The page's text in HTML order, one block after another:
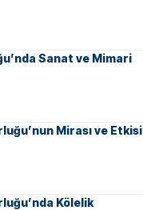
Sanat ve Mimari
Mirası ve Etkisi
Kölelik